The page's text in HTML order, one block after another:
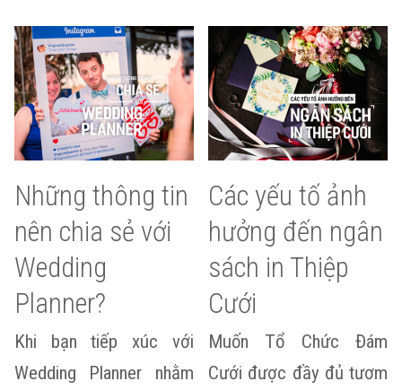
Những thông tin
nên chia sẻ với
Wedding
Planner?
Khi bạn tiếp xúc với
Wedding Planner nhằm
Các yếu tố ảnh
hưởng đến ngân
sách in Thiệp
Cưới
Muốn Tổ Chức Đám
Cưới được đầy đủ tươm